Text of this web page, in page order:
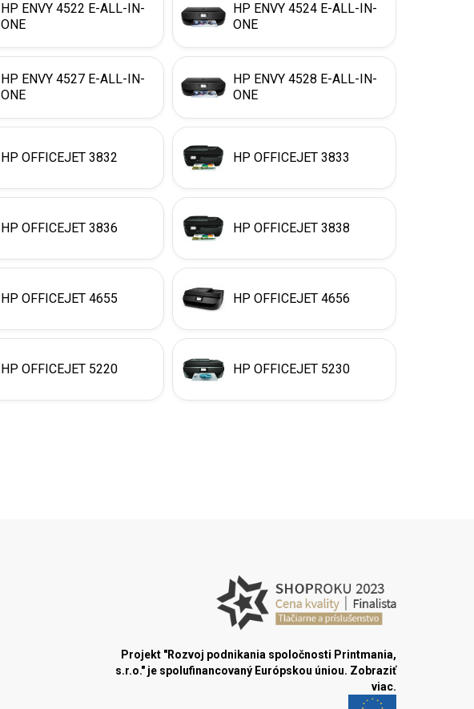
HP ENVY 4522 E-ALL-IN-
ONE
HP ENVY 4524 E-ALL-IN-
ONE
HP ENVY 4527 E-ALL-IN-
ONE
HP ENVY 4528 E-ALL-IN-
ONE
HP OFFICEJET 3832 HP OFFICEJET 3833
HP OFFICEJET 3836 HP OFFICEJET 3838
HP OFFICEJET 4655 HP OFFICEJET 4656
HP OFFICEJET 5220 HP OFFICEJET 5230
Projekt "Rozvoj podnikania spoločnosti Printmania,
s.r.o." je spolufinancovaný Európskou úniou. Zobraziť
viac.